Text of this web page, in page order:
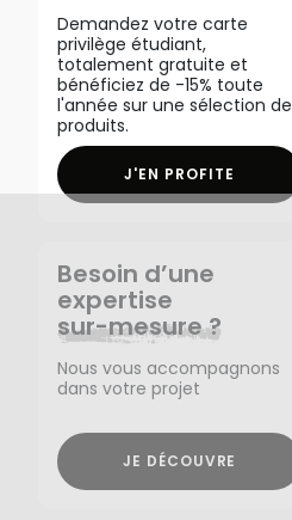
Demandez votre carte
privilège étudiant,
totalement gratuite et
bénéficiez de -15% toute
l'année sur une sélection de
produits.
J'EN PROFITE
Besoin d’une
expertise
sur-mesure ?
Nous vous accompagnons
dans votre projet
JE DÉCOUVRE